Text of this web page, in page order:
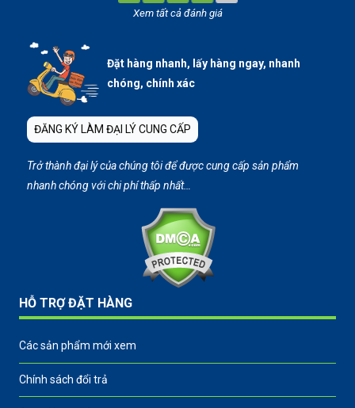
Xem tất cả đánh giá
Đặt hàng nhanh, lấy hàng ngay, nhanh
chóng, chính xác
ĐĂNG KÝ LÀM ĐẠI LÝ CUNG CẤP
Trở thành đại lý của chúng tôi để được cung cấp sản phẩm
nhanh chóng với chi phí thấp nhất…
HỖ TRỢ ĐẶT HÀNG
Các sản phẩm mới xem
Chính sách đổi trả